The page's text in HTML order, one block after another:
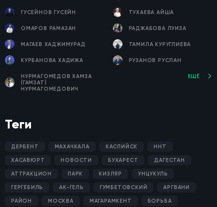
ГУСЕЙНОВ ГУСЕЙН ТУХАЕВА АЙША
ОМАРОВ РАМАЗАН РАДЖАБОВА ЛУИЗА
МАГАЕВ ХАДЖИМУРАД ТАМИЛА КУРУГЛИЕВА
КУРБАНОВА ХАДИЖА РУЗАНОВ РУСЛАН
НУРМАГОМЕДОВ ХАМЗА
(ГАМЗАТ)
НУРМАГОМЕДОВИЧ
ЕЩЁ
Теги
ДЕРБЕНТ МАХАЧКАЛА КАСПИЙСК ННТ
ХАСАВЮРТ НОВОСТИ БУХАРЕСТ ДАГЕСТАН
АТТРАКЦИОН ПАРК КИЗЛЯР УНЦУКУЛЬ
ГЕРГЕБИЛЬ АК-ГЕЛЬ ГУМБЕТОВСКИЙ АРГВАНИ
РАЙОН МОСКВА МАГАРАМКЕНТ БОРЬБА